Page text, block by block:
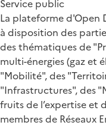
Service public
La plateforme d'Open
à disposition des
des thématiques de
multi-énergies (gaz et
"Mobilité", des
"Infrastructures", des
fruits de l’expertise et
membres de Réseaux